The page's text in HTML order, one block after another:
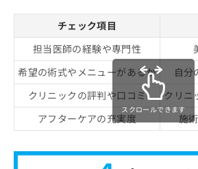
チェック項目
担当医師の経験や専門性
希望の術式やメニューがあるか
自分
クリニックの評判や口コミ
クリニ
アフターケアの充実度
施
スクロールできます